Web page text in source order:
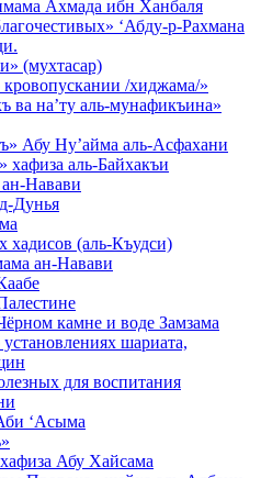
Ахмада ибн Ханбаля
‘Абду-р-Рахмана
(мухтасар)
/хиджама/»
ва на’ту аль-мунафикъина»
Абу Ну’айма аль-Асфахани
хафиза аль-Байхакъи
Навави
Дунья
(аль-Къудси)
ан-Навави
камне и воде Замзама
шариата,
для воспитания
‘Асыма
Абу Хайсама